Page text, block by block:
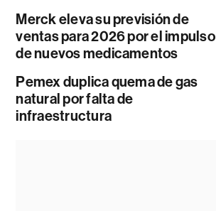
Merck eleva su previsión de
ventas para 2026 por el impulso
de nuevos medicamentos
Pemex duplica quema de gas
natural por falta de
infraestructura